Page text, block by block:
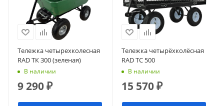
Тележка четырехколесная
RAD ТК 300 (зеленая)
В наличии
9 290₽
Тележка четырёхколёсная
RAD ТС 500
В наличии
15 570₽